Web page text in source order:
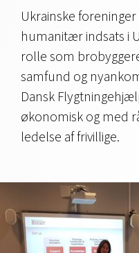
Ukrainske
humanitær indsats i
rolle som
samfund og
Dansk
økonomisk og med
ledelse af frivillige.